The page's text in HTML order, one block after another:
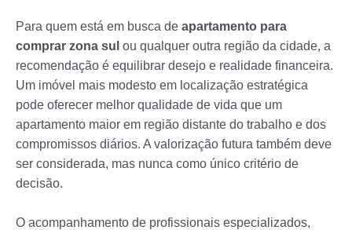
Para quem está em busca de apartamento para
comprar zona sul ou qualquer outra região da cidade, a
recomendação é equilibrar desejo e realidade financeira.
Um imóvel mais modesto em localização estratégica
pode oferecer melhor qualidade de vida que um
apartamento maior em região distante do trabalho e dos
compromissos diários. A valorização futura também deve
ser considerada, mas nunca como único critério de
decisão.
O acompanhamento de profissionais especializados,